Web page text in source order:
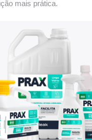
mais prática.